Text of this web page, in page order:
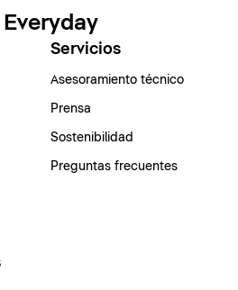
Servicios
Asesoramiento técnico
Prensa
Sostenibilidad
Preguntas frecuentes